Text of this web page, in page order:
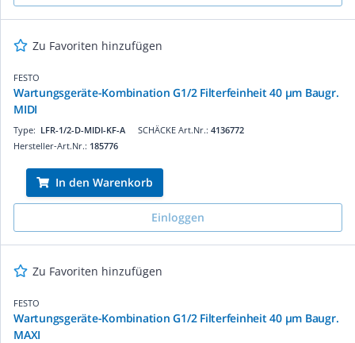
Zu Favoriten hinzufügen
FESTO
Wartungsgeräte-Kombination G1/2 Filterfeinheit 40 µm Baugr.
MIDI
SCHÄCKE Art.Nr.: 4136772
Type: LFR-1/2-D-MIDI-KF-A
Hersteller-Art.Nr.: 185776
In den Warenkorb
Einloggen
Zu Favoriten hinzufügen
FESTO
Wartungsgeräte-Kombination G1/2 Filterfeinheit 40 µm Baugr.
MAXI